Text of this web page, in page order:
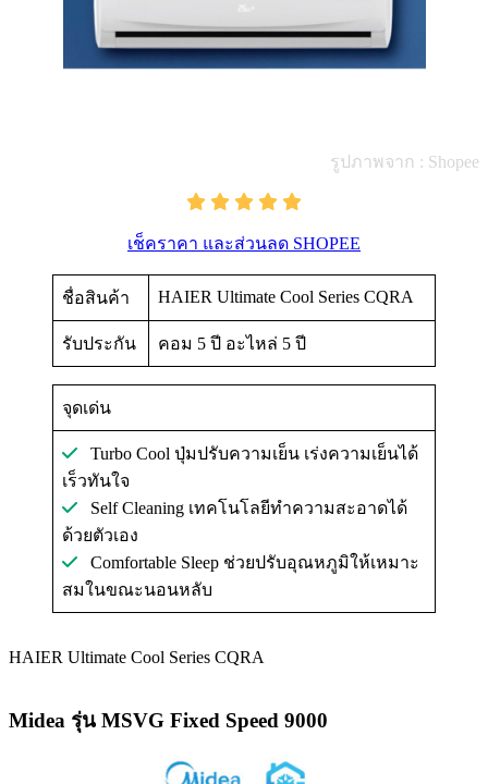
รูปภาพจาก : Shopee
เช็คราคา และส่วนลด SHOPEE
ชื่อสินค้า HAIER Ultimate Cool Series CQRA
รับประกัน คอม 5 ปี อะไหล่ 5 ปี
จุดเด่น
Turbo Cool ปุ่มปรับความเย็น เร่งความเย็นได้
เร็วทันใจ
Self Cleaning เทคโนโลยีทำความสะอาดได้
ด้วยตัวเอง
Comfortable Sleep ช่วยปรับอุณหภูมิให้เหมาะ
สมในขณะนอนหลับ
HAIER Ultimate Cool Series CQRA
Midea รุ่น MSVG Fixed Speed 9000